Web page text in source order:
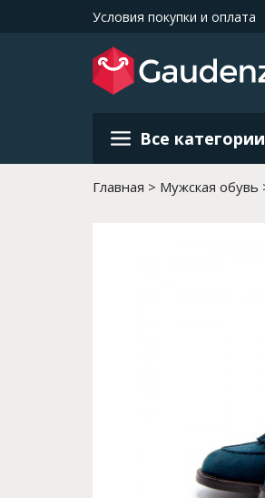
Условия покупки и оплата
Все категории
Главная Мужская обувь